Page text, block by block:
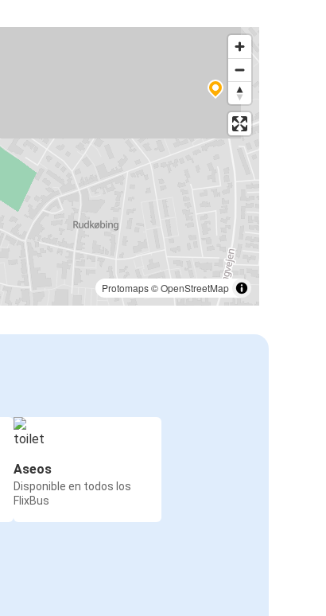
Protomaps©OpenStreetMap
Aseos
Disponible en todos los
FlixBus